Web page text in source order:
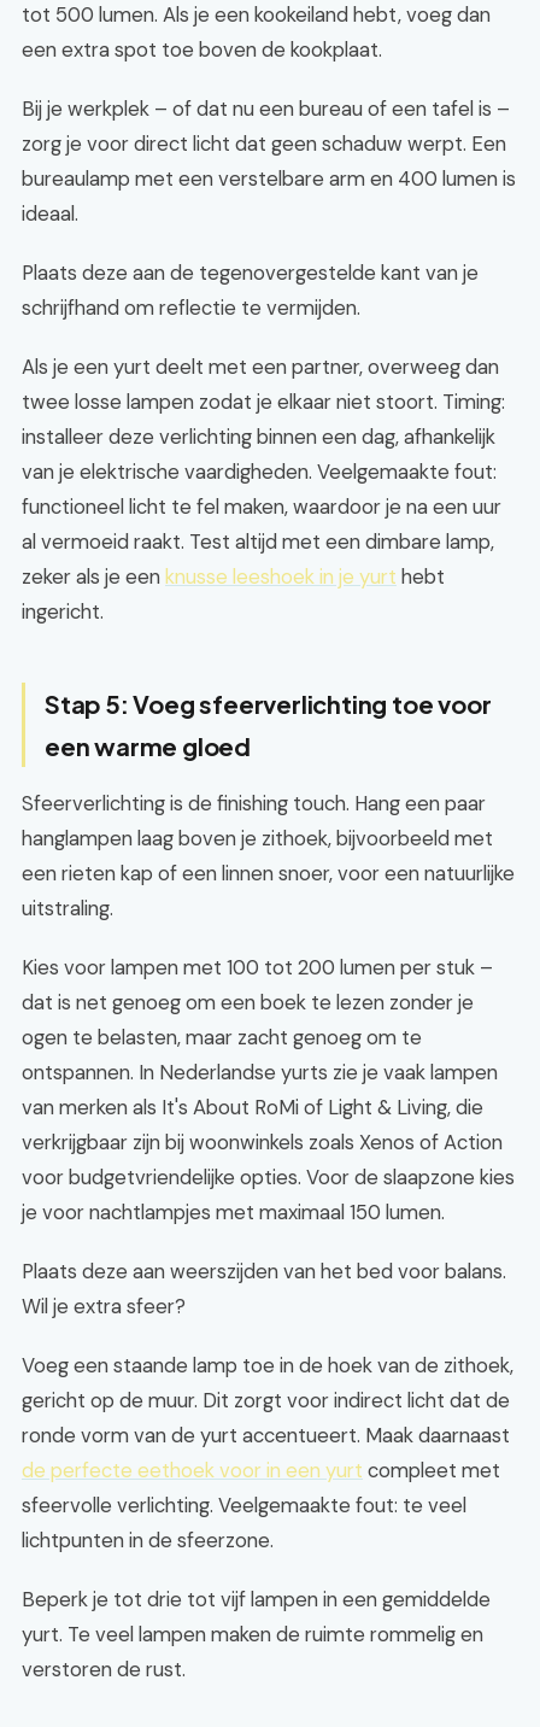
tot 500 lumen. Als je een kookeiland hebt, voeg dan
een extra spot toe boven de kookplaat.
Bij je werkplek – of dat nu een bureau of een tafel is –
zorg je voor direct licht dat geen schaduw werpt. Een
bureaulamp met een verstelbare arm en 400 lumen is
ideaal.
Plaats deze aan de tegenovergestelde kant van je
schrijfhand om reflectie te vermijden.
Als je een yurt deelt met een partner, overweeg dan
twee losse lampen zodat je elkaar niet stoort. Timing:
installeer deze verlichting binnen een dag, afhankelijk
van je elektrische vaardigheden. Veelgemaakte fout:
functioneel licht te fel maken, waardoor je na een uur
al vermoeid raakt. Test altijd met een dimbare lamp,
zeker als je eenknusse leeshoek in je yurt hebt
ingericht.
Stap 5: Voeg sfeerverlichting toe voor
een warme gloed
Sfeerverlichting is de finishing touch. Hang een paar
hanglampen laag boven je zithoek, bijvoorbeeld met
een rieten kap of een linnen snoer, voor een natuurlijke
uitstraling.
Kies voor lampen met 100 tot 200 lumen per stuk –
dat is net genoeg om een boek te lezen zonder je
ogen te belasten, maar zacht genoeg om te
ontspannen. In Nederlandse yurts zie je vaak lampen
van merken als It's About RoMi of Light & Living, die
verkrijgbaar zijn bij woonwinkels zoals Xenos of Action
voor budgetvriendelijke opties. Voor de slaapzone kies
je voor nachtlampjes met maximaal 150 lumen.
Plaats deze aan weerszijden van het bed voor balans.
Wil je extra sfeer?
Voeg een staande lamp toe in de hoek van de zithoek,
gericht op de muur. Dit zorgt voor indirect licht dat de
ronde vorm van de yurt accentueert. Maak daarnaast
de perfecte eethoek voor in een yurt compleet met
sfeervolle verlichting. Veelgemaakte fout: te veel
lichtpunten in de sfeerzone.
Beperk je tot drie tot vijf lampen in een gemiddelde
yurt. Te veel lampen maken de ruimte rommelig en
verstoren de rust.